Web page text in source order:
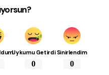
Uykumu Getirdi
0
Sinirlendim
0